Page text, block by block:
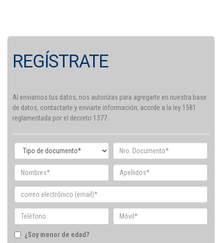
REGÍSTRATE
Al enviarnos tus datos, nos autorizas para agregarte en nuestra base
de datos, contactarte y enviarte información, acorde a la ley 1581
reglamentada por el decreto 1377.
¿Soy menor de edad?